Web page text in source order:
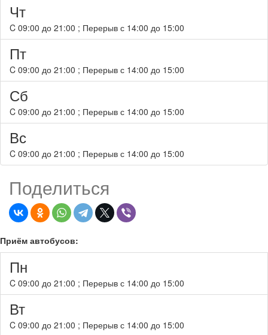
Чт
C 09:00 до 21:00 ; Перерыв с 14:00 до 15:00
Пт
C 09:00 до 21:00 ; Перерыв с 14:00 до 15:00
Сб
C 09:00 до 21:00 ; Перерыв с 14:00 до 15:00
Вс
C 09:00 до 21:00 ; Перерыв с 14:00 до 15:00
Поделиться
Приём автобусов:
Пн
C 09:00 до 21:00 ; Перерыв с 14:00 до 15:00
Вт
C 09:00 до 21:00 ; Перерыв с 14:00 до 15:00